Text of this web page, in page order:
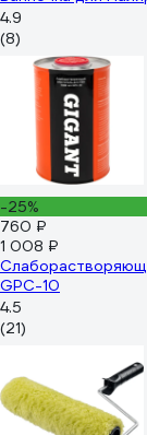
4.9
(8)
-25%
760 ₽
1 008 ₽
GPC-10
4.5
(21)